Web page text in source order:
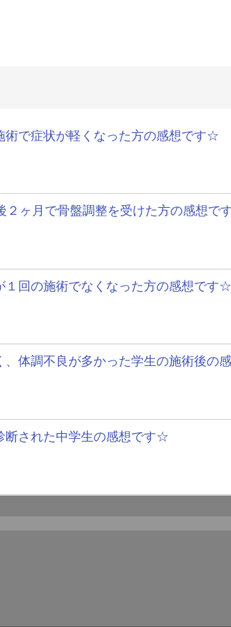
術で症状が軽くなった方の感想です☆
２ヶ月で骨盤調整を受けた方の感想で
１回の施術でなくなった方の感想です☆
、体調不良が多かった学生の施術後の
断された中学生の感想です☆